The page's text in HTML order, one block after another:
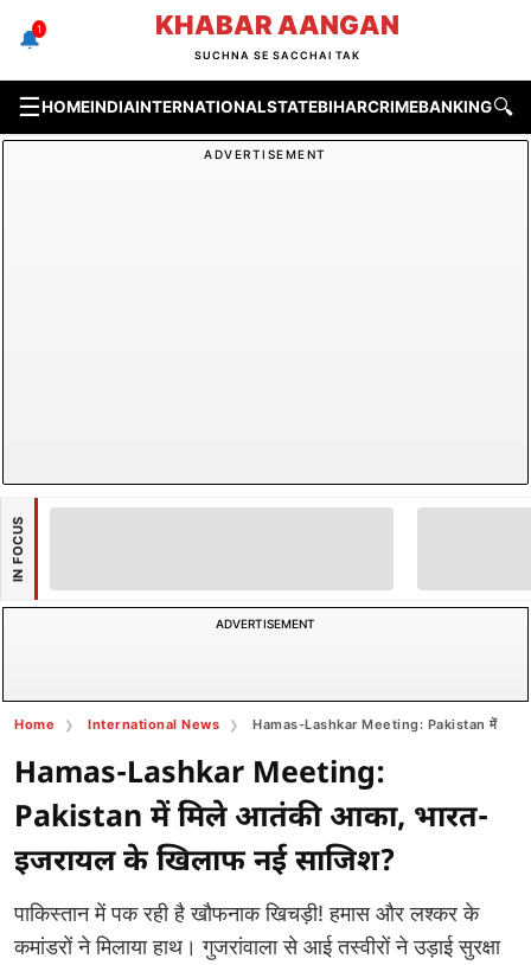
🔔1 KHABAR AANGAN
SUCHNA SE SACCHAI TAK
☰HOMEINDIAINTERNATIONALSTATEBIHARCRIMEBANKING &🔍
ADVERTISEMENT
IN FOCUS
ADVERTISEMENT
Home International News Hamas-Lashkar Meeting: Pakistan में मिले
Hamas-Lashkar Meeting:
Pakistan में मिले आतंकी आका, भारत-
इजरायल के खिलाफ नई साजिश?
पाकिस्तान में पक रही है खौफनाक खिचड़ी! हमास और लश्कर के
कमांडरों ने मिलाया हाथ। गुजरांवाला से आई तस्वीरों ने उड़ाई सुरक्षा